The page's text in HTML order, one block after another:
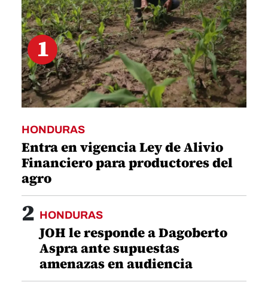
1
HONDURAS
Entra en vigencia Ley de Alivio
Financiero para productores del
agro
2 HONDURAS
JOH le responde a Dagoberto
Aspra ante supuestas
amenazas en audiencia